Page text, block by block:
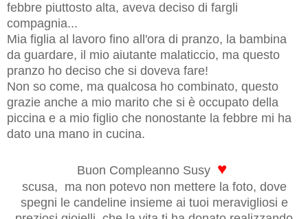
febbre piuttosto alta, aveva deciso di fargli
compagnia...
Mia figlia al lavoro fino all'ora di pranzo, la bambina
da guardare, il mio aiutante malaticcio, ma questo
pranzo ho deciso che si doveva fare!
Non so come, ma qualcosa ho combinato, questo
grazie anche a mio marito che si è occupato della
piccina e a mio figlio che nonostante la febbre mi ha
dato una mano in cucina.
Buon Compleanno Susy ♥
scusa, ma non potevo non mettere la foto, dove
spegni le candeline insieme ai tuoi meravigliosi e